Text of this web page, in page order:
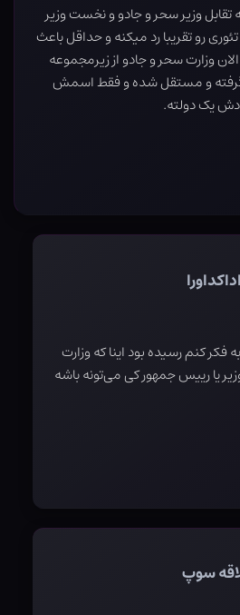
وزیر سحر و جادو و نخست وزیر
رو تقریبا رد میکنه و حداقل باعث
وزارت سحر و جادو از زیرمجموعه
و مستقل شده و فقط اسمش
یک دولته.
فکر کنم رسیده بود اینا که وزارت
یا رییس جمهور کی می‌تونه باشه
سوپ